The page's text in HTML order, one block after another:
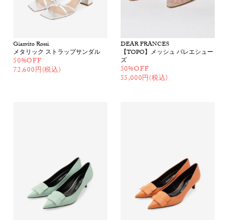
Gianvito Rossi
メタリック ストラップサンダル
50%OFF
72,600円(税込)
DEAR FRANCES
【TOPO】メッシュ バレエシュー
ズ
50%OFF
55,000円(税込)